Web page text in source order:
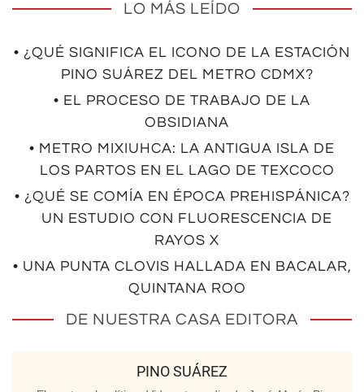
LO MÁS LEÍDO
• ¿QUÉ SIGNIFICA EL ICONO DE LA ESTACIÓN
PINO SUÁREZ DEL METRO CDMX?
• EL PROCESO DE TRABAJO DE LA
OBSIDIANA
• METRO MIXIUHCA: LA ANTIGUA ISLA DE
LOS PARTOS EN EL LAGO DE TEXCOCO
• ¿QUÉ SE COMÍA EN ÉPOCA PREHISPÁNICA?
UN ESTUDIO CON FLUORESCENCIA DE
RAYOS X
• UNA PUNTA CLOVIS HALLADA EN BACALAR,
QUINTANA ROO
DE NUESTRA CASA EDITORA
PINO SUÁREZ